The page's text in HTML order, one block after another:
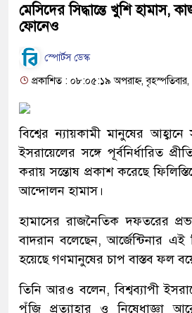
মেসিদের সিদ্ধান্তে খুশি হামাস,
ফোনেও
স্পোর্টস ডেস্ক
প্রকাশিত : ০৮:০৫:১৯ অপরাহ্ন,
বিশ্বের ন্যায়কামী মানুষের আহ্বানে
ইসরায়েলের সঙ্গে পূর্বনির্ধারিত
করায় সন্তোষ প্রকাশ করেছে
আন্দোলন হামাস।
হামাসের রাজনৈতিক দফতরের
বাদরান বলেছেন, আর্জেন্টিনার এই
হয়েছে গণমানুষের চাপ বাস্তব ফল
তিনি আরও বলেন, বিশ্বব্যাপী
পুঁজি প্রত্যাহার ও নিষেধাজ্ঞা